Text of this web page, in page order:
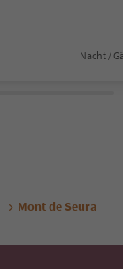
Nacht /
Mont de Seura